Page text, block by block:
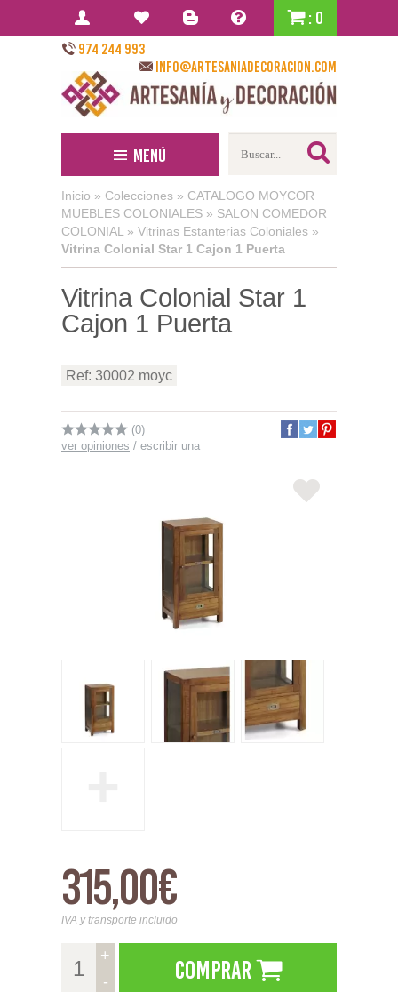
: 0
974 244 993
info@artesaniadecoracion.com
Menú
Inicio » Colecciones » CATALOGO MOYCOR
MUEBLES COLONIALES » SALON COMEDOR
COLONIAL » Vitrinas Estanterias Coloniales »
Vitrina Colonial Star 1 Cajon 1 Puerta
Vitrina Colonial Star 1
Cajon 1 Puerta
Ref: 30002 moyc
(0)
ver opiniones / escribir una
315,00€
IVA y transporte incluido
+
-
Comprar